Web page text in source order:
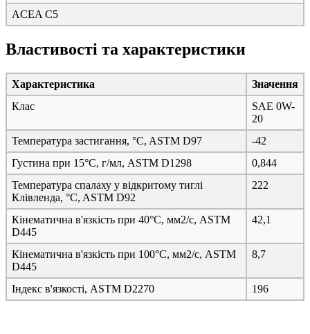
ACEA C5
Властивості та характеристики
Характеристика
Значення
Клас
SAE 0W-
20
Температура застигання, °C, ASTM D97
-42
Густина при 15°C, г/мл, ASTM D1298
0,844
Температура спалаху у відкритому тиглі
Клівленда, °C, ASTM D92
222
Кінематична в'язкість при 40°C, мм2/с, ASTM
D445
42,1
Кінематична в'язкість при 100°C, мм2/с, ASTM
D445
8,7
Індекс в'язкості, ASTM D2270 196